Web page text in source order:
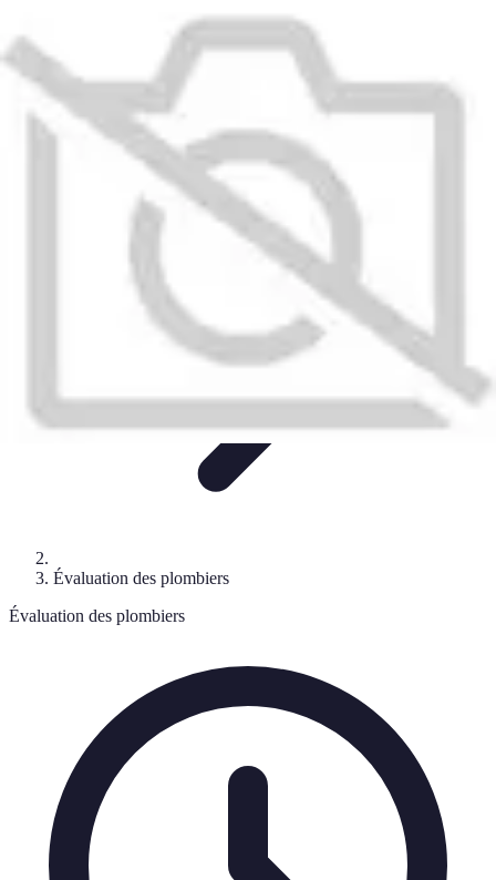
Astuces et Conseils
Choisir un Plombier
plomberie
Conseils Pratiques
Plombier Disponible
Évaluation des plombiers
Évaluation des plombiers